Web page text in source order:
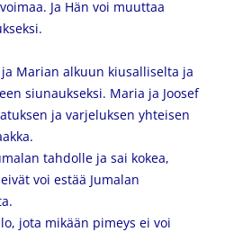
Ja Hän voi muuttaa
Marian alkuun kiusalliselta ja
siunaukseksi. Maria ja Joosef
ja varjeluksen yhteisen
tahdolle ja sai kokea,
voi estää Jumalan
jota mikään pimeys ei voi